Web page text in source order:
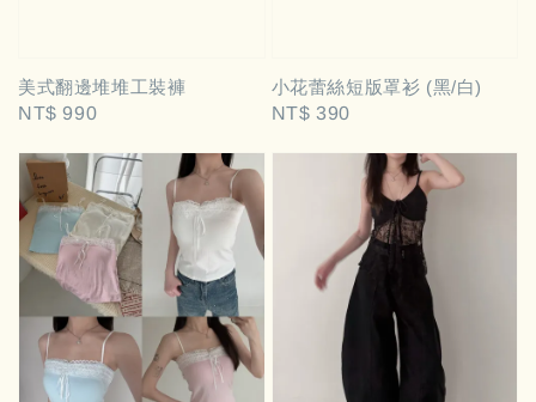
美式翻邊堆堆工裝褲
Regular
NT$ 990
小花蕾絲短版罩衫 (黑/白)
Regular
NT$ 390